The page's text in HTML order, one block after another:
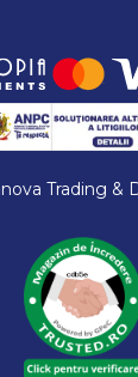
Trading &